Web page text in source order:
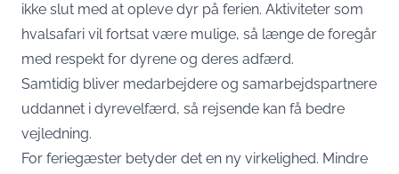
ikke slut med at opleve dyr på ferien. Aktiviteter som
hvalsafari vil fortsat være mulige, så længe de foregår
med respekt for dyrene og deres adfærd.
Samtidig bliver medarbejdere og samarbejdspartnere
uddannet i dyrevelfærd, så rejsende kan få bedre
vejledning.
For feriegæster betyder det en ny virkelighed. Mindre